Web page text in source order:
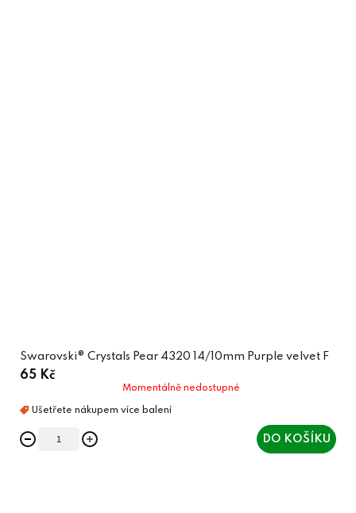
Swarovski® Crystals Pear 4320 14/10mm Purple velvet F
65 Kč
Momentálně nedostupné
DO KOŠÍKU